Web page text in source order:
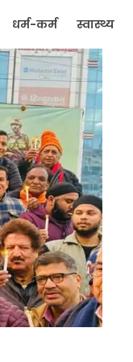
धर्म-कर्म स्वास्थ्य